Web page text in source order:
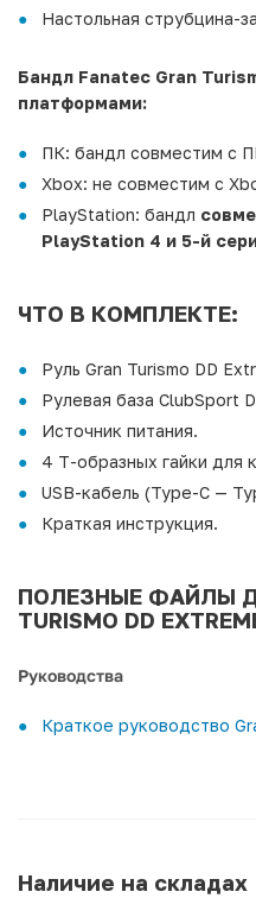
Настольная струбцина-
Бандл Fanatec Gran
платформами:
ПК: бандл совместим с
Xbox: не совместим с
PlayStation: бандл
PlayStation 4 и 5-й
ЧТО В КОМПЛЕКТЕ:
Руль Gran Turismo DD
Рулевая база ClubSport
Источник питания.
4 Т-образных гайки для
USB-кабель (Type-C —
Краткая инструкция.
ПОЛЕЗНЫЕ ФАЙЛЫ
TURISMO DD
Руководства
Краткое руководство
Наличие на складах